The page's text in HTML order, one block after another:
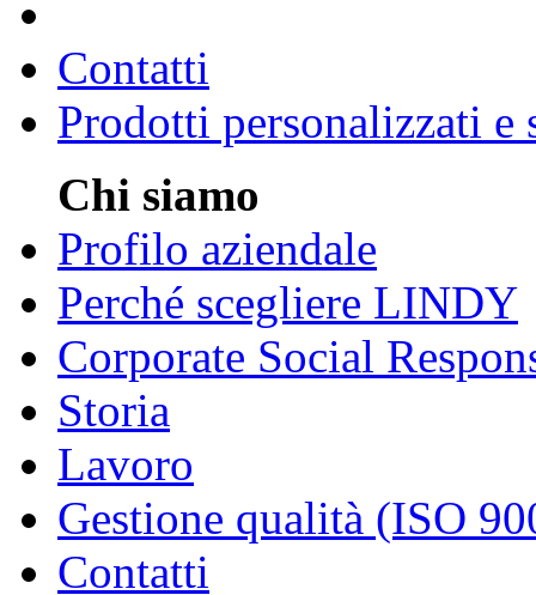
Contatti
Prodotti personalizzati e
Chi siamo
Profilo aziendale
Perché scegliere LINDY
Corporate Social
Storia
Lavoro
Gestione qualità (ISO
Contatti